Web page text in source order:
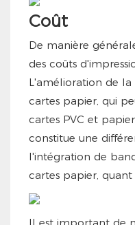
Coût
De manière
des coûts
L'amélioration de
cartes papier, qui
cartes PVC et
constitue une
l'intégration de
cartes papier,